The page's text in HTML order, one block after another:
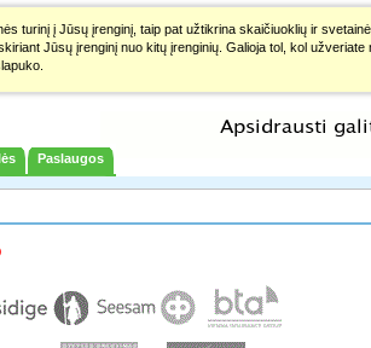
turinį į Jūsų įrenginį, taip pat užtikrina skaičiuoklių ir
Jūsų įrenginį nuo kitų įrenginių. Galioja tol, kol
Paslaugos